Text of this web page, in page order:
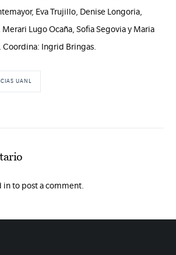
Eva Trujillo, Denise Longoria,
Lugo Ocaña, Sofia Segovia y Maria
Coordina: Ingrid Bringas.
UANL
to post a comment.